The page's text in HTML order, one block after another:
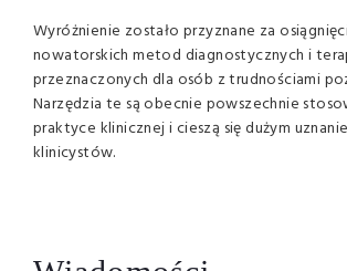
Wyróżnienie zostało przyznane za
nowatorskich metod diagnostycznych i
przeznaczonych dla osób z trudnościami
Narzędzia te są obecnie powszechnie
praktyce klinicznej i cieszą się dużym
klinicystów.